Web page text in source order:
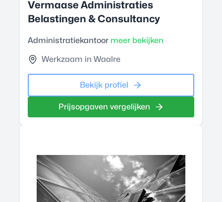
Vermaase Administraties
Belastingen & Consultancy
Administratiekantoor meer bekijken
Werkzaam in Waalre
Bekijk profiel
Prijsopgaven vergelijken